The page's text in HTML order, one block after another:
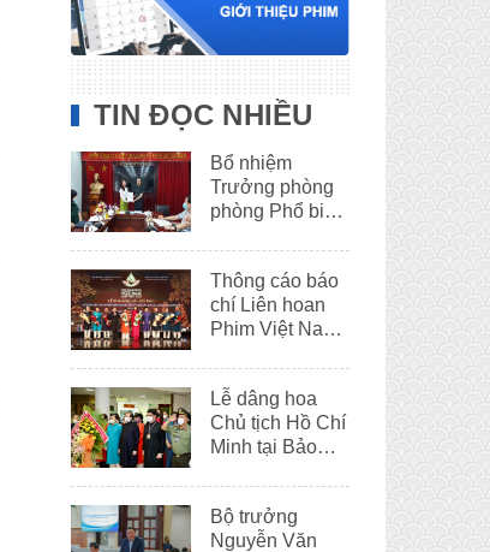
TIN ĐỌC NHIỀU
Bổ nhiệm
Trưởng phòng
phòng Phổ biến
Thông cáo báo
chí Liên hoan
Phim Việt Nam
Lễ dâng hoa
Chủ tịch Hồ Chí
Minh tại Bảo
Thiên Huế
Bộ trưởng
Nguyễn Văn